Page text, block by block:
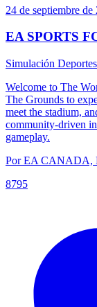
24 de septiembre de
EA SPORTS
Simulación Deportes
Welcome to The
The Grounds to
meet the stadium,
community-driven
gameplay.
Por EA CANADA,
8795